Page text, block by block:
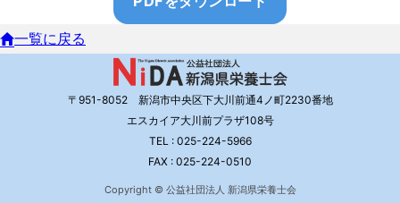
一覧に戻る
〒951-8052 新潟市中央区下大川前通4ノ町2230番地
エスカイア大川前プラザ108号
TEL : 025-224-5966
FAX : 025-224-0510
Copyright © 公益社団法人 新潟県栄養士会